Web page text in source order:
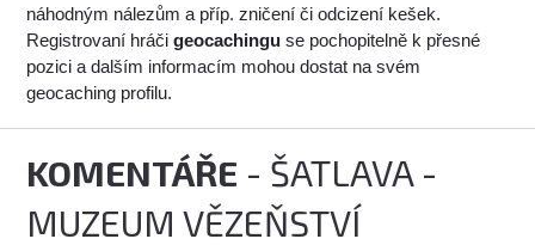
náhodným nálezům a příp. zničení či odcizení kešek.
Registrovaní hráčigeocachingu se pochopitelně k přesné
pozici a dalším informacím mohou dostat na svém
geocaching profilu.
KOMENTÁŘE - ŠATLAVA -
MUZEUM VĚZEŇSTVÍ